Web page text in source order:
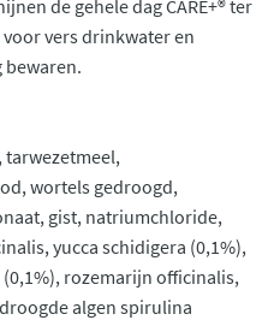
de gehele dag CARE+® ter
vers drinkwater en
bewaren.
tarwezetmeel,
wortels gedroogd,
gist, natriumchloride,
yucca schidigera (0,1%),
rozemarijn officinalis,
algen spirulina